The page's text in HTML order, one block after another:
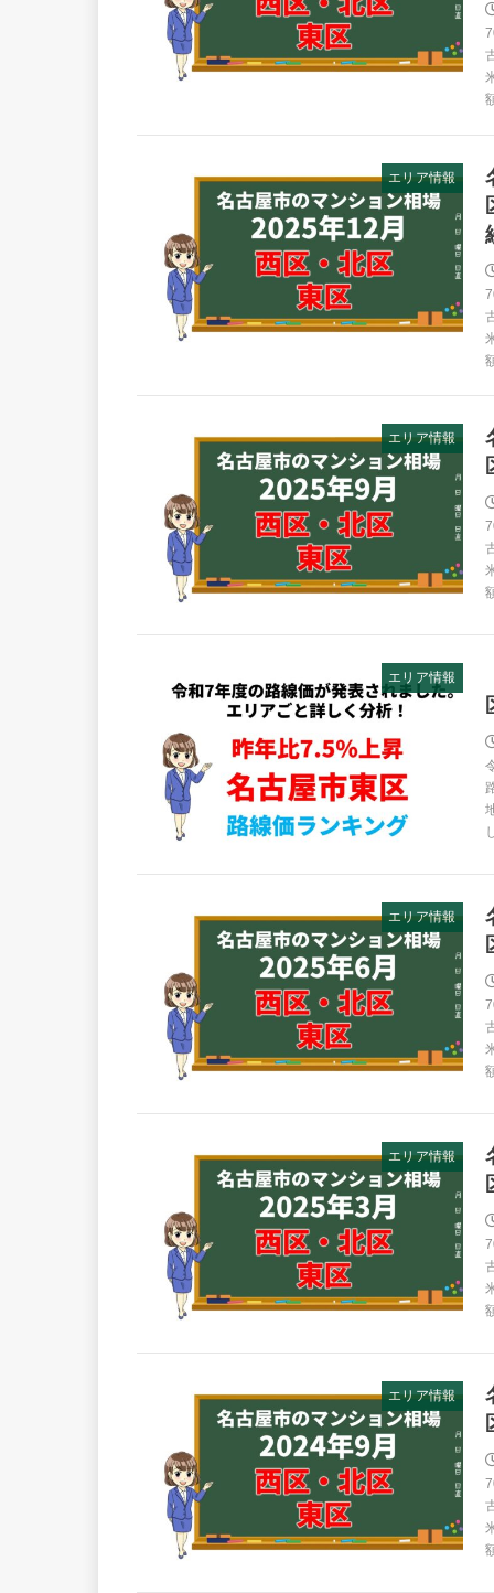
エリア情報
エリア情報
エリア情報
エリア情報
エリア情報
エリア情報